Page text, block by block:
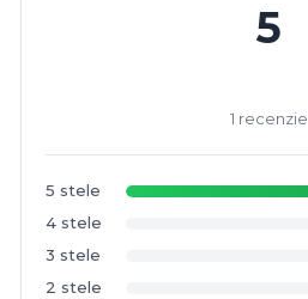
5
1 recenzie
5 stele
4 stele
3 stele
2 stele